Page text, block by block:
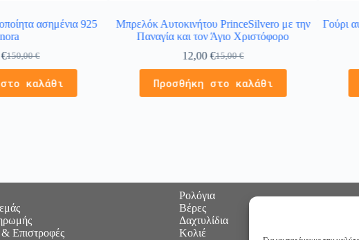
ασημένια 925
150,00€
€
καλάθι
Μπρελόκ Αυτοκινήτου PrinceSilvero με την
Παναγία και τον Άγιο Χριστόφορο
15,00€
12,00€
Προσθήκη στο καλάθι
Γούρι
Επιστροφές
Ρολόγια
Βέρες
Δαχτυλίδια
Κολιέ